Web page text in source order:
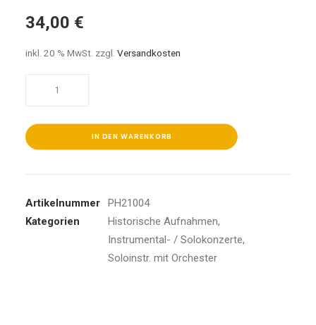
34,00 €
inkl. 20 % MwSt. zzgl. Versandkosten
Brahms,Beethoven,Mozart,...
IN DEN WARENKORB
Artikelnummer
PH21004
Kategorien
Historische Aufnahmen,
Instrumental- / Solokonzerte,
Soloinstr. mit Orchester